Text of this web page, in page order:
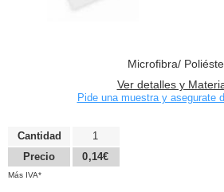
Microfibra/
Ver detalles y
Pide una muestra y asegurate
Cantidad
Precio
1
0,14€
Más IVA*